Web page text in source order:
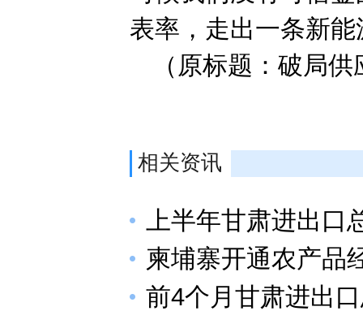
表率，走出一条新
（原标题：破局
相关资讯
上半年甘肃进出
柬埔寨开通农产品
前4个月甘肃进出